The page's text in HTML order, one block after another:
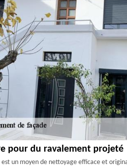
pour du ravalement projeté
un moyen de nettoyage efficace et